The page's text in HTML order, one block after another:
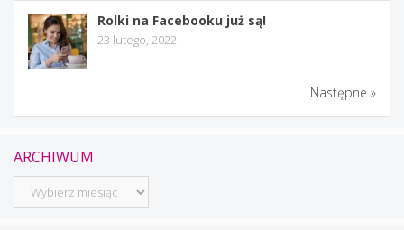
Rolki na Facebooku już są!
23 lutego, 2022
Następne »
ARCHIWUM
Archiwum